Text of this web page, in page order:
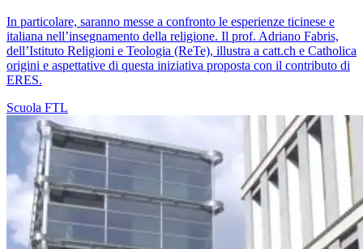
In particolare, saranno messe a confronto le esperienze ticinese e
italiana nell’insegnamento della religione. Il prof. Adriano Fabris,
dell’Istituto Religioni e Teologia (ReTe), illustra a catt.ch e Catholica
origini e aspettative di questa iniziativa proposta con il contributo di
ERES.
Scuola FTL